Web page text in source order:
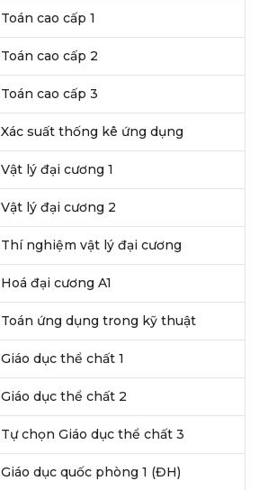
Toán cao cấp 1
Toán cao cấp 2
Toán cao cấp 3
Xác suất thống kê ứng dụng
Vật lý đại cương 1
Vật lý đại cương 2
Thí nghiệm vật lý đại cương
Hoá đại cương A1
Toán ứng dụng trong kỹ thuật
Giáo dục thể chất 1
Giáo dục thể chất 2
Tự chọn Giáo dục thể chất 3
Giáo dục quốc phòng 1 (ĐH)